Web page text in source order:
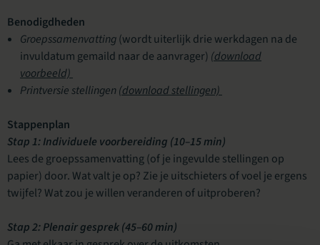
Benodigdheden
Groepssamenvatting(wordt uiterlijk drie werkdagen na de
invuldatum gemaild naar de aanvrager) (download
voorbeeld)
Printversie stellingen(download stellingen)
Stappenplan
Stap 1: Individuele voorbereiding (10–15 min)
Lees de groepssamenvatting (of je ingevulde stellingen op
papier) door. Wat valt je op? Zie je uitschieters of voel je ergens
twijfel? Wat zou je willen veranderen of uitproberen?
Stap 2: Plenair gesprek (45–60 min)